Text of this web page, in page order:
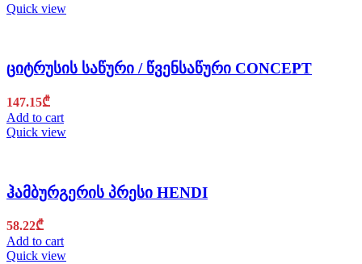
Quick view
ციტრუსის საწური / წვენსაწური CONCEPT
147.15₾
Add to cart
Quick view
ჰამბურგერის პრესი HENDI
58.22₾
Add to cart
Quick view